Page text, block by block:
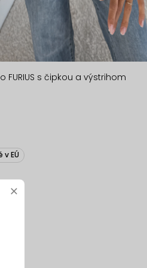
FURIUS s čipkou a výstrihom
v EÚ
×